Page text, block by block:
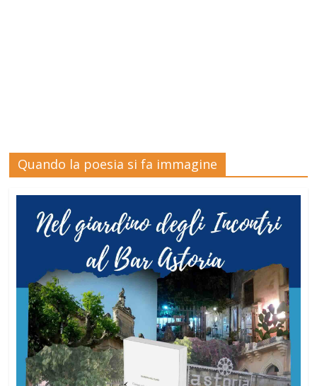
Quando la poesia si fa immagine